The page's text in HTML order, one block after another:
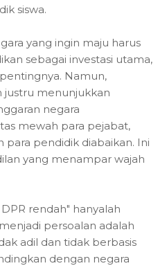
siswa.
yang ingin maju harus
sebagai investasi utama,
Namun,
justru menunjukkan
negara
mewah para pejabat,
para pendidik diabaikan. Ini
yang menampar wajah
rendah" hanyalah
persoalan adalah
adil dan tidak berbasis
dengan negara